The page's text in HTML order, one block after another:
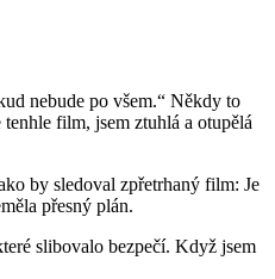
nebude po všem.“ Někdy to
film, jsem ztuhlá a otupělá
by sledoval zpřetrhaný film: Je
přesný plán.
slibovalo bezpečí. Když jsem